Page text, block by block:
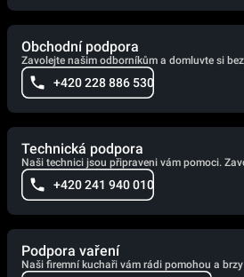
Obchodní podpora
Zavolejte našim odborníkům a domluvte si
+420 228 886 530
Technická podpora
Naši technici jsou připraveni vám pomoci.
+420 241 940 010
Podpora vaření
Naši firemní kuchaři vám rádi pomohou a